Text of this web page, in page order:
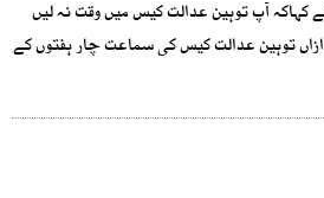
آپ توہین عدالت کیس میں وقت نہ لیں
توہین عدالت کیس کی سماعت چار ہفتوں کے